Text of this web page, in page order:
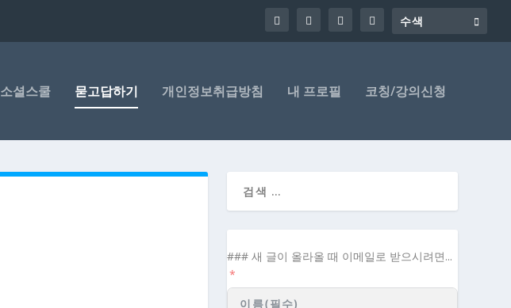
소셜스쿨 묻고답하기 개인정보취급방침 내 프로필 코칭/강의신청
### 새 글이 올라올 때 이메일로 받으시려면...